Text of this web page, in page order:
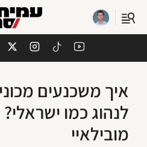
איך משכנעים
לנהוג כמו
מובילאיי